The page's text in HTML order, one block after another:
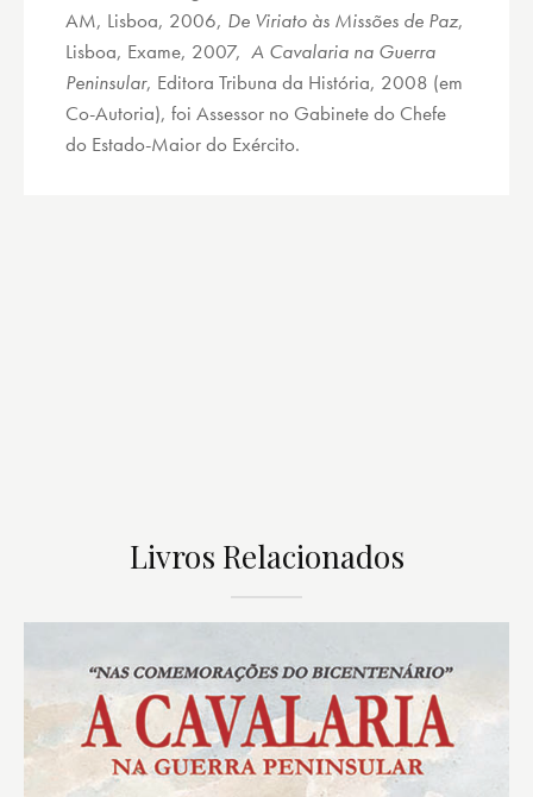
AM, Lisboa, 2006, De Viriato às Missões de Paz,
Lisboa, Exame, 2007, A Cavalaria na Guerra
Peninsular, Editora Tribuna da História, 2008 (em
Co-Autoria), foi Assessor no Gabinete do Chefe
do Estado-Maior do Exército.
Livros Relacionados